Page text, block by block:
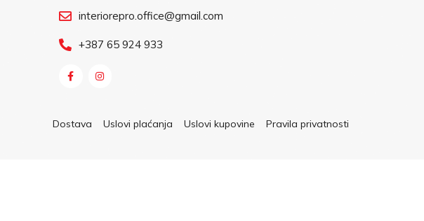
interiorepro.office@gmail.com
+387 65 924 933
Dostava Uslovi plaćanja Uslovi kupovine Pravila privatnosti